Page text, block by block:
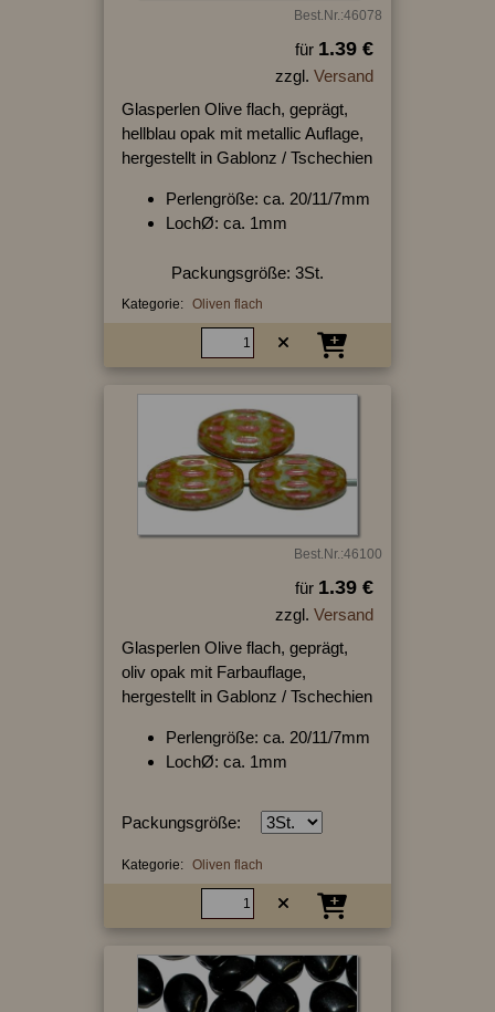
Best.Nr.:46078
für 1.39 €
zzgl. Versand
Glasperlen Olive flach, geprägt,
hellblau opak mit metallic Auflage,
hergestellt in Gablonz / Tschechien
Perlengröße: ca. 20/11/7mm
LochØ: ca. 1mm
Packungsgröße: 3St.
Kategorie: Oliven flach
Best.Nr.:46100
für 1.39 €
zzgl. Versand
Glasperlen Olive flach, geprägt,
oliv opak mit Farbauflage,
hergestellt in Gablonz / Tschechien
Perlengröße: ca. 20/11/7mm
LochØ: ca. 1mm
Packungsgröße:
Kategorie: Oliven flach